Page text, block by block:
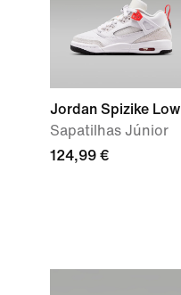
Jordan Spizike Low
Sapatilhas Júnior
124,99 €